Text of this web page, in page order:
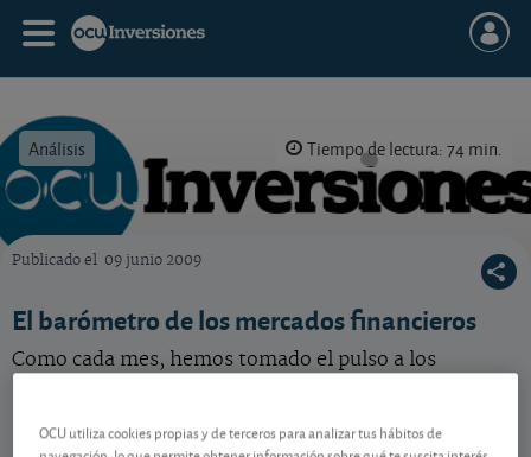
Análisis Tiempo de lectura: 74 min.
Publicado el 09 junio 2009
El barómetro de los mercados financieros
Como cada mes, hemos tomado el pulso a los
OCU utiliza cookies propias y de terceros para analizar tus hábitos de